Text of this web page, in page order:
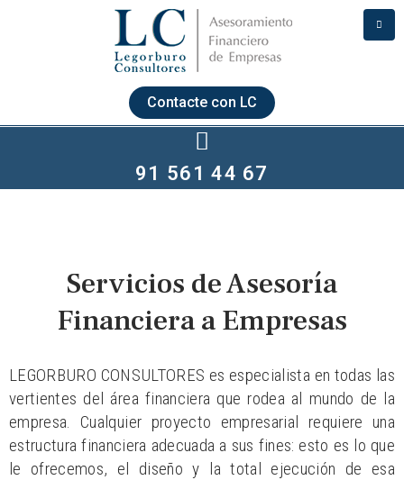
Contacte con LC
91 561 44 67
Servicios de Asesoría
Financiera a Empresas
LEGORBURO CONSULTORES es especialista en todas las
vertientes del área financiera que rodea al mundo de la
empresa. Cualquier proyecto empresarial requiere una
estructura financiera adecuada a sus fines: esto es lo que
le ofrecemos, el diseño y la total ejecución de esa